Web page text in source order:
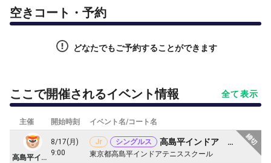
空きコート・予約
どなたでもご予約することができます
ここで開催されるイベント情報 全て表示
主催 開始時刻 イベント名/コート名
高島平インドアテニスクラブ
8/17(月)
9:00
Jr シングルス 高島平インドア ジュニアグリーンボール大会
東京都高島平インドアテニススクール